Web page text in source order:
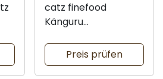
catz finefood
Känguru
Preis prüfen